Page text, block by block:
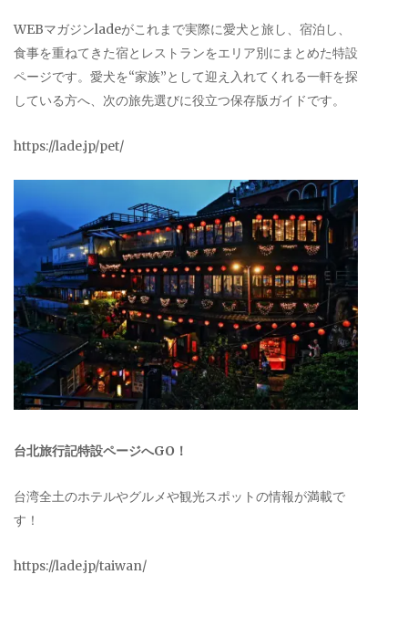
WEBマガジンladeがこれまで実際に愛犬と旅し、宿泊し、
食事を重ねてきた宿とレストランをエリア別にまとめた特設
ページです。愛犬を“家族”として迎え入れてくれる一軒を探
している方へ、次の旅先選びに役立つ保存版ガイドです。
https://lade.jp/pet/
台北旅行記特設ページへGO！
台湾全土のホテルやグルメや観光スポットの情報が満載で
す！
https://lade.jp/taiwan/